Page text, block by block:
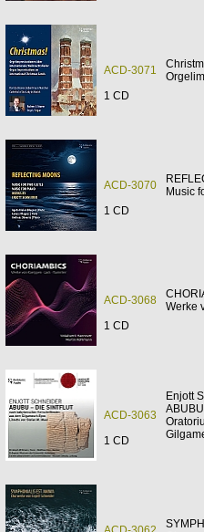
ACD-3071
1 CD
ACD-3070
1 CD
Music
ACD-3068
1 CD
Werke
ACD-3063
1 CD
Enjott